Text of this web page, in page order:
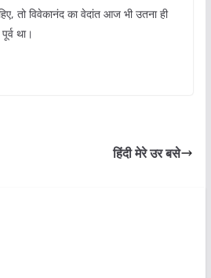
तो विवेकानंद का वेदांत आज भी उतना ही
था।
हिंदी मेरे उर बसे